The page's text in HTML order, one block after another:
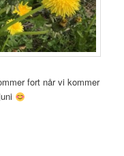
fort når vi kommer